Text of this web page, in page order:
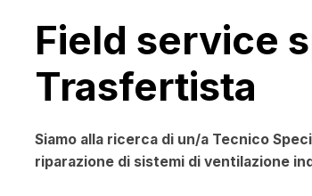
Field service
Trasfertista
Siamo alla ricerca di un/a Tecnico
riparazione di sistemi di ventilazione